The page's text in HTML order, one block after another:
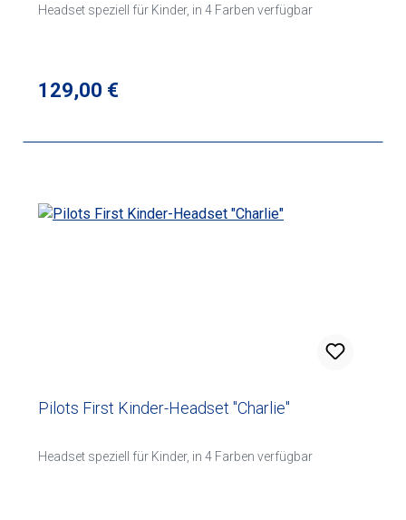
Headset speziell für Kinder, in 4 Farben verfügbar
Regulärer Preis:
129,00 €
Pilots First Kinder-Headset "Charlie"
Headset speziell für Kinder, in 4 Farben verfügbar